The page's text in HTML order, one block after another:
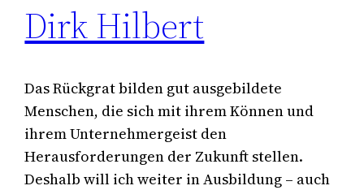
Dirk Hilbert
Das Rückgrat bilden gut ausgebildete
Menschen, die sich mit ihrem Können und
ihrem Unternehmergeist den
Herausforderungen der Zukunft stellen.
Deshalb will ich weiter in Ausbildung – auch